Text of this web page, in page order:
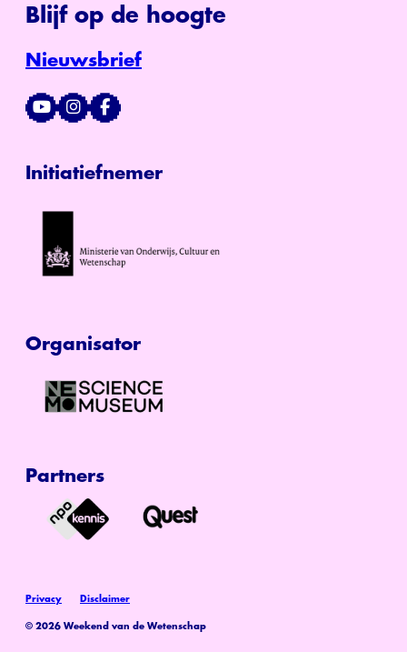
Blijf op de hoogte
Nieuwsbrief
Initiatiefnemer
Organisator
Partners
© 2026 Weekend van de Wetenschap
Privacy Disclaimer